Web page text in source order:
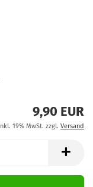
9,90 EUR
19% MwSt. zzgl. Versand